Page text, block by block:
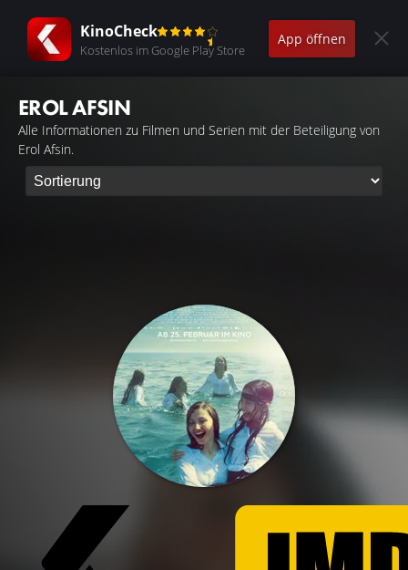
KinoCheck
Kostenlos im Google Play Store
App öffnen
EROL AFSIN
Alle Informationen zu Filmen und Serien mit der Beteiligung von
Erol Afsin.